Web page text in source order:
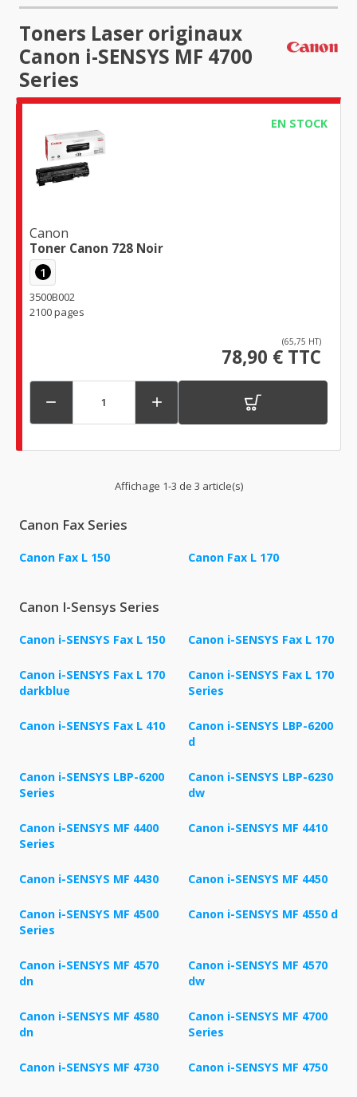
Toners Laser originaux
Canon i-SENSYS MF 4700
Series
EN STOCK
Canon
Toner Canon 728 Noir
1
3500B002
2100 pages
(65,75 HT)
78,90 € TTC
 
Affichage 1-3 de 3 article(s)
Canon Fax Series
Canon Fax L 150 Canon Fax L 170
Canon I-Sensys Series
Canon i-SENSYS Fax L 150 Canon i-SENSYS Fax L 170
Canon i-SENSYS Fax L 170
darkblue
Canon i-SENSYS Fax L 170
Series
Canon i-SENSYS Fax L 410
Canon i-SENSYS LBP-6200
d
Canon i-SENSYS LBP-6200
Series
Canon i-SENSYS LBP-6230
dw
Canon i-SENSYS MF 4400
Series
Canon i-SENSYS MF 4410
Canon i-SENSYS MF 4430 Canon i-SENSYS MF 4450
Canon i-SENSYS MF 4500
Series
Canon i-SENSYS MF 4550 d
Canon i-SENSYS MF 4570
dn
Canon i-SENSYS MF 4570
dw
Canon i-SENSYS MF 4580
dn
Canon i-SENSYS MF 4700
Series
Canon i-SENSYS MF 4730 Canon i-SENSYS MF 4750